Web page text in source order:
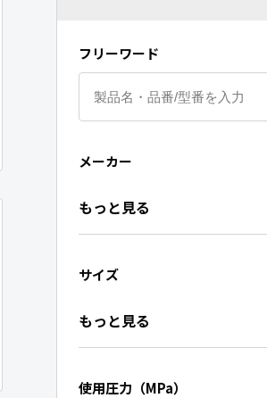
フリーワード
メーカー
もっと見る
サイズ
もっと見る
使用圧力（MPa）